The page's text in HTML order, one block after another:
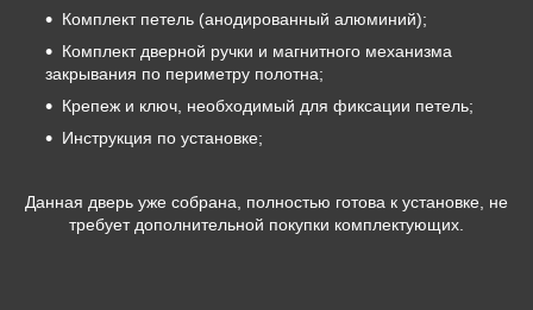
Комплект петель (анодированный алюминий);
Комплект дверной ручки и магнитного механизма
закрывания по периметру полотна;
Крепеж и ключ, необходимый для фиксации петель;
Инструкция по установке;
Данная дверь уже собрана, полностью готова к установке, не
требует дополнительной покупки комплектующих.